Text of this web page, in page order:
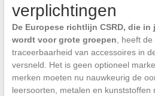
verplichtingen
De Europese richtlijn CSRD, die
wordt voor grote groepen , heeft
traceerbaarheid van accessoires in
versneld. Het is geen optioneel
merken moeten nu nauwkeurig de
leersoorten, metalen en kunststoffen